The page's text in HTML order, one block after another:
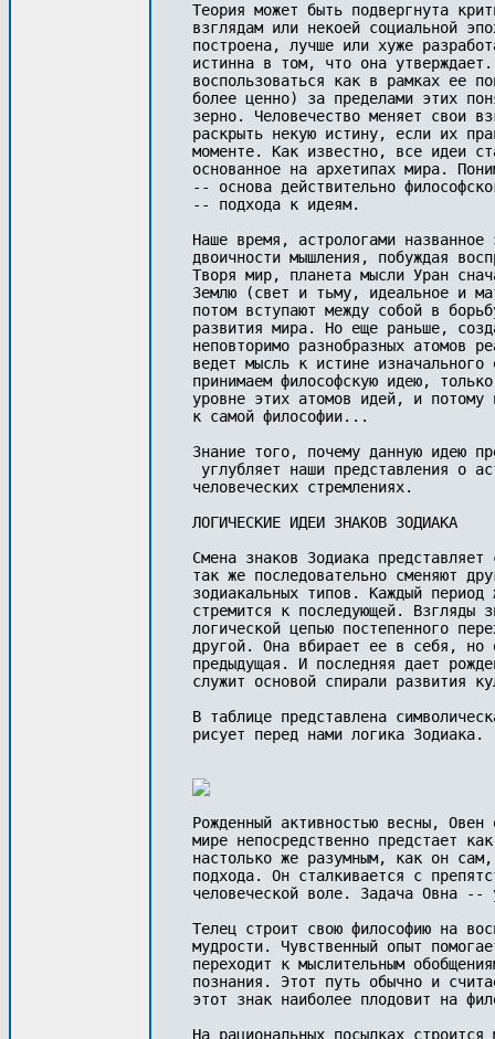
Теория может быть подвергнута
взглядам или некоей социальной
построена, лучше или хуже
истинна в том, что она
воспользоваться как в рамках ее
более ценно) за пределами этих
зерно. Человечество меняет свои
раскрыть некую истину, если их
моменте. Как известно, все идеи
основанное на архетипах мира.
-- основа действительно
-- подхода к идеям.
Наше время, астрологами
двоичности мышления, побуждая
Творя мир, планета мысли Уран
Землю (свет и тьму, идеальное и
потом вступают между собой в
развития мира. Но еще раньше,
неповторимо разнобразных атомов
ведет мысль к истине
принимаем философскую идею,
уровне этих атомов идей, и потому
к самой философии...
Знание того, почему данную идею
углубляет наши представления о
человеческих стремлениях.
ЛОГИЧЕСКИЕ ИДЕИ ЗНАКОВ ЗОДИАКА
Смена знаков Зодиака
так же последовательно сменяют
зодиакальных типов. Каждый
стремится к последующей. Взгляды
логической цепью постепенного
другой. Она вбирает ее в себя, но
предыдущая. И последняя дает
служит основой спирали развития
В таблице представлена
рисует перед нами логика Зодиака.